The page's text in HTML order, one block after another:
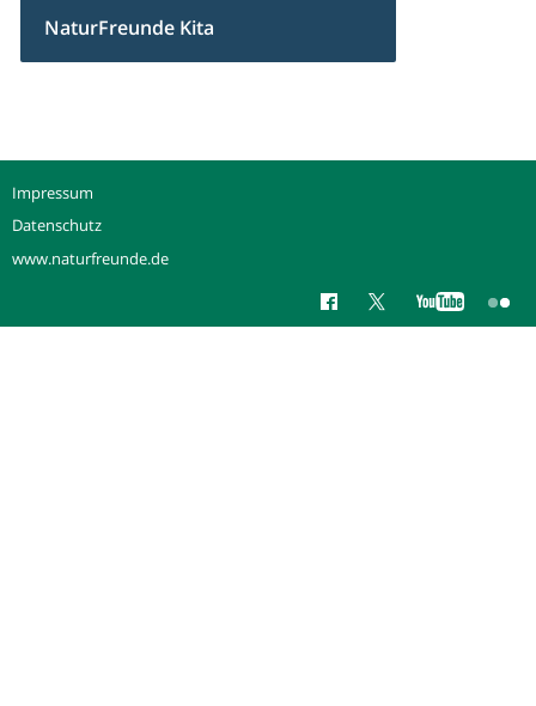
NaturFreunde Kita
Impressum
Datenschutz
www.naturfreunde.de